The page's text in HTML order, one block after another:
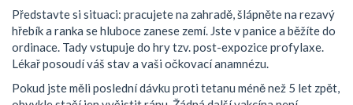
Představte si situaci: pracujete na zahradě, šlápněte na rezavý
hřebík a ranka se hluboce zanese zemí. Jste v panice a běžíte do
ordinace. Tady vstupuje do hry tzv. post-expozice profylaxe.
Lékař posoudí váš stav a vaši očkovací anamnézu.
Pokud jste měli poslední dávku proti tetanu méně než 5 let zpět,